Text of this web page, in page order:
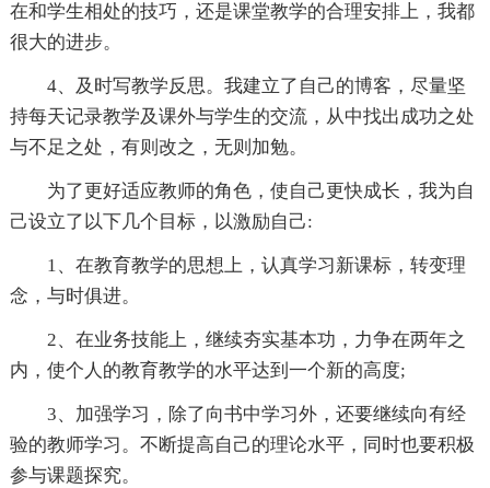
在和学生相处的技巧，还是课堂教学的合理安排上，我都
很大的进步。
4、及时写教学反思。我建立了自己的博客，尽量坚
持每天记录教学及课外与学生的交流，从中找出成功之处
与不足之处，有则改之，无则加勉。
为了更好适应教师的角色，使自己更快成长，我为自
己设立了以下几个目标，以激励自己:
1、在教育教学的思想上，认真学习新课标，转变理
念，与时俱进。
2、在业务技能上，继续夯实基本功，力争在两年之
内，使个人的教育教学的水平达到一个新的高度;
3、加强学习，除了向书中学习外，还要继续向有经
验的教师学习。不断提高自己的理论水平，同时也要积极
参与课题探究。